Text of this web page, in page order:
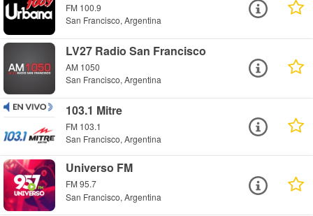
FM 100.9
San Francisco, Argentina
LV27 Radio San Francisco
AM 1050
San Francisco, Argentina
103.1 Mitre
FM 103.1
San Francisco, Argentina
Universo FM
FM 95.7
San Francisco, Argentina